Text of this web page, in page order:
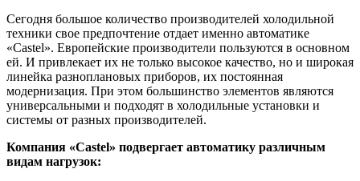
Сегодня большое количество производителей холодильной
техники свое предпочтение отдает именно автоматике
«Castel». Европейские производители пользуются в основном
ей. И привлекает их не только высокое качество, но и широкая
линейка разноплановых приборов, их постоянная
модернизация. При этом большинство элементов являются
универсальными и подходят в холодильные установки и
системы от разных производителей.
Компания «Castel» подвергает автоматику различным
видам нагрузок: